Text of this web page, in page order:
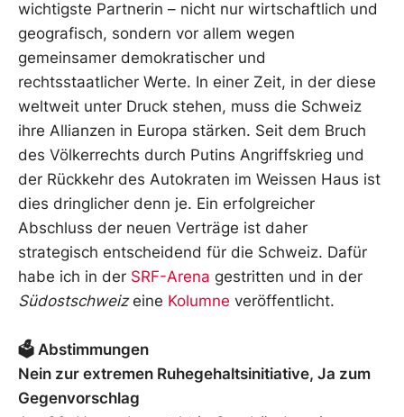
wichtigste Partnerin – nicht nur wirtschaftlich und
geografisch, sondern vor allem wegen
gemeinsamer demokratischer und
rechtsstaatlicher Werte. In einer Zeit, in der diese
weltweit unter Druck stehen, muss die Schweiz
ihre Allianzen in Europa stärken. Seit dem Bruch
des Völkerrechts durch Putins Angriffskrieg und
der Rückkehr des Autokraten im Weissen Haus ist
dies dringlicher denn je. Ein erfolgreicher
Abschluss der neuen Verträge ist daher
strategisch entscheidend für die Schweiz. Dafür
habe ich in der SRF-Arena gestritten und in der
Südostschweizeine Kolumne veröffentlicht.
🗳️ Abstimmungen
Nein zur extremen Ruhegehaltsinitiative, Ja zum
Gegenvorschlag